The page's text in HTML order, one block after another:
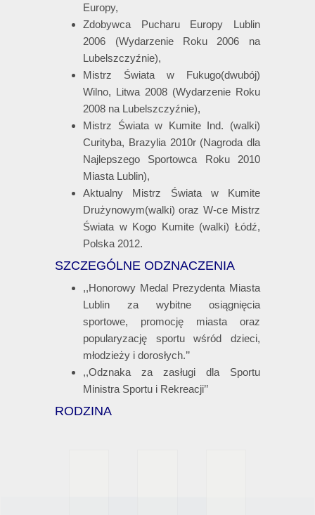
Europy,
Zdobywca Pucharu Europy Lublin
2006 (Wydarzenie Roku 2006 na
Lubelszczyźnie),
Mistrz Świata w Fukugo(dwubój)
Wilno, Litwa 2008 (Wydarzenie Roku
2008 na Lubelszczyźnie),
Mistrz Świata w Kumite Ind. (walki)
Curityba, Brazylia 2010r (Nagroda dla
Najlepszego Sportowca Roku 2010
Miasta Lublin),
Aktualny Mistrz Świata w Kumite
Drużynowym(walki) oraz W-ce Mistrz
Świata w Kogo Kumite (walki) Łódź,
Polska 2012.
SZCZEGÓLNE ODZNACZENIA
,,Honorowy Medal Prezydenta Miasta
Lublin za wybitne osiągnięcia
sportowe, promocję miasta oraz
popularyzację sportu wśród dzieci,
młodzieży i dorosłych.’’
,,Odznaka za zasługi dla Sportu
Ministra Sportu i Rekreacji’’
RODZINA